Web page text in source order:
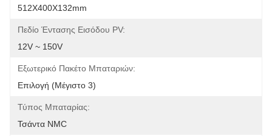
512X400X132mm
Πεδίο Έντασης Εισόδου PV:
12V ~ 150V
Εξωτερικό Πακέτο Μπαταριών:
Επιλογή (μέγιστο 3)
Τύπος Μπαταρίας:
Τσάντα NMC